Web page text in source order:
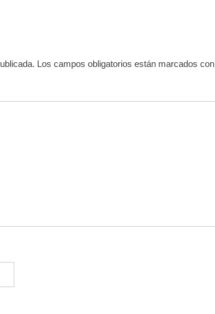
Los campos obligatorios están marcados con